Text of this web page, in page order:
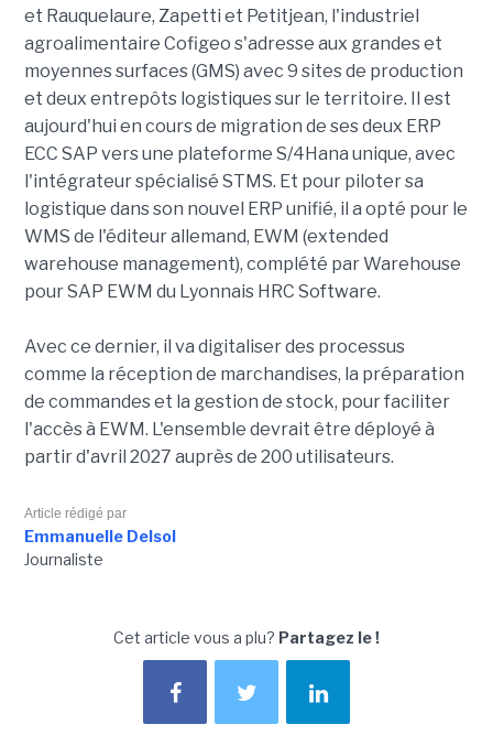
et Rauquelaure, Zapetti et Petitjean, l'industriel
agroalimentaire Cofigeo s'adresse aux grandes et
moyennes surfaces (GMS) avec 9 sites de production
et deux entrepôts logistiques sur le territoire. Il est
aujourd'hui en cours de migration de ses deux ERP
ECC SAP vers une plateforme S/4Hana unique, avec
l'intégrateur spécialisé STMS. Et pour piloter sa
logistique dans son nouvel ERP unifié, il a opté pour le
WMS de l'éditeur allemand, EWM (extended
warehouse management), complété par Warehouse
pour SAP EWM du Lyonnais HRC Software.
Avec ce dernier, il va digitaliser des processus
comme la réception de marchandises, la préparation
de commandes et la gestion de stock, pour faciliter
l'accès à EWM. L'ensemble devrait être déployé à
partir d'avril 2027 auprès de 200 utilisateurs.
Article rédigé par
Emmanuelle Delsol
Journaliste
Cet article vous a plu? Partagez le !